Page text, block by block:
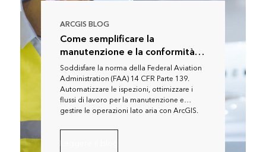
ARCGIS BLOG
Come semplificare la
manutenzione e la conformità
con il GIS
Soddisfare la norma della Federal Aviation
Administration (FAA) 14 CFR Parte 139.
Automatizzare le ispezioni, ottimizzare i
flussi di lavoro per la manutenzione e
gestire le operazioni lato aria con ArcGIS.
Leggere il blog